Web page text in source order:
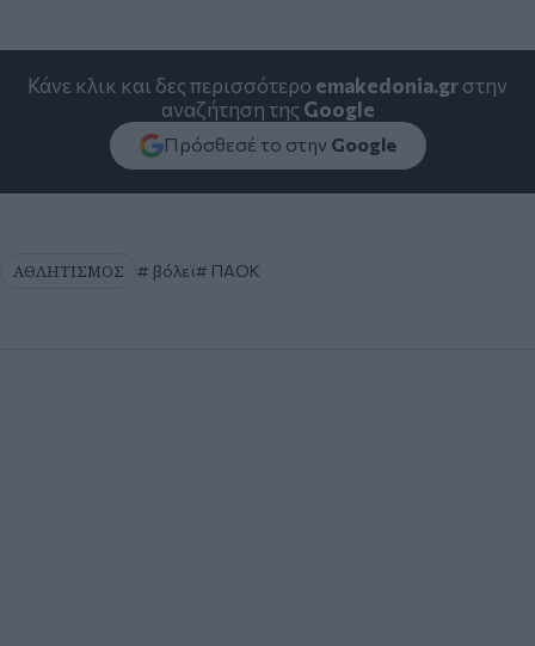
Κάνε κλικ και δες περισσότερο emakedonia.grστην
αναζήτηση της Google
Πρόσθεσέ το στην Google
ΑΘΛΗΤΙΣΜΟΣ βόλεϊ ΠΑΟΚ